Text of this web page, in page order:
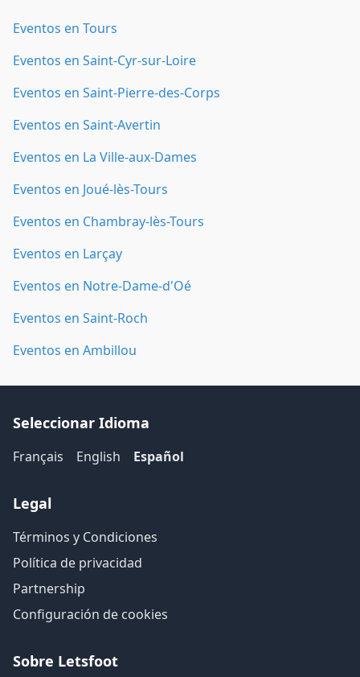
Eventos en Tours
Eventos en Saint-Cyr-sur-Loire
Eventos en Saint-Pierre-des-Corps
Eventos en Saint-Avertin
Eventos en La Ville-aux-Dames
Eventos en Joué-lès-Tours
Eventos en Chambray-lès-Tours
Eventos en Larçay
Eventos en Notre-Dame-d'Oé
Eventos en Saint-Roch
Eventos en Ambillou
Seleccionar Idioma
Français English Español
Legal
Términos y Condiciones
Política de privacidad
Partnership
Configuración de cookies
Sobre Letsfoot